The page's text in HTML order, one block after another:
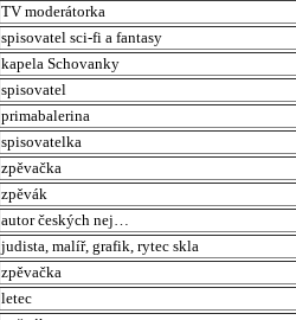
TV moderátorka
spisovatel sci-fi a fantasy
kapela Schovanky
spisovatel
primabalerina
spisovatelka
zpěvačka
zpěvák
autor českých nej…
judista, malíř, grafik, rytec skla
zpěvačka
letec